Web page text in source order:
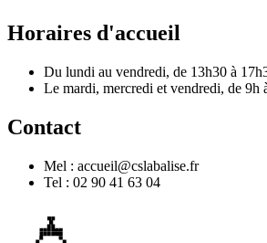
Horaires d'accueil
Du lundi au vendredi, de 13h30 à
Le mardi, mercredi et vendredi, de 9h
Contact
Mel : accueil@cslabalise.fr
Tel : 02 90 41 63 04